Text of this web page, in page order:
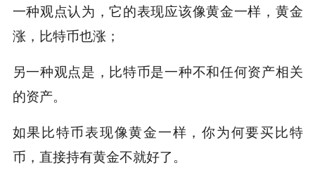
一种观点认为，它的表现应该像黄金一样，黄金
涨，比特币也涨；
另一种观点是，比特币是一种不和任何资产相关
的资产。
如果比特币表现像黄金一样，你为何要买比特
币，直接持有黄金不就好了。